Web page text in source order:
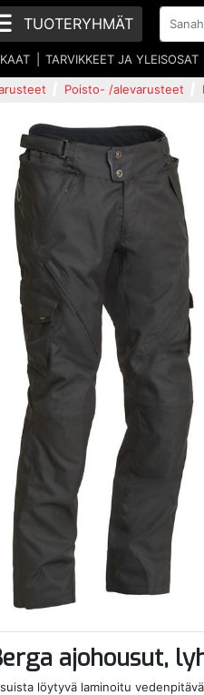
TUOTERYHMÄT
TARVIKKEET JA YLEISOSAT
Poisto- /alevarusteet
ajohousut,
löytyvä laminoitu